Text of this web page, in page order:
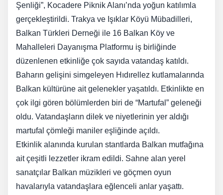
Şenliği”, Kocadere Piknik Alanı’nda yoğun katılımla
gerçekleştirildi. Trakya ve Işıklar Köyü Mübadilleri,
Balkan Türkleri Derneği ile 16 Balkan Köy ve
Mahalleleri Dayanışma Platformu iş birliğinde
düzenlenen etkinliğe çok sayıda vatandaş katıldı.
Baharın gelişini simgeleyen Hıdırellez kutlamalarında
Balkan kültürüne ait gelenekler yaşatıldı. Etkinlikte en
çok ilgi gören bölümlerden biri de “Martufal” geleneği
oldu. Vatandaşların dilek ve niyetlerinin yer aldığı
martufal çömleği maniler eşliğinde açıldı.
Etkinlik alanında kurulan stantlarda Balkan mutfağına
ait çeşitli lezzetler ikram edildi. Sahne alan yerel
sanatçılar Balkan müzikleri ve göçmen oyun
havalarıyla vatandaşlara eğlenceli anlar yaşattı.